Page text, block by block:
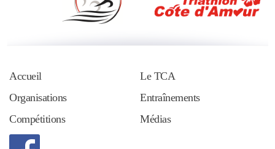
Accueil
Le TCA
Organisations
Entraînements
Compétitions
Médias